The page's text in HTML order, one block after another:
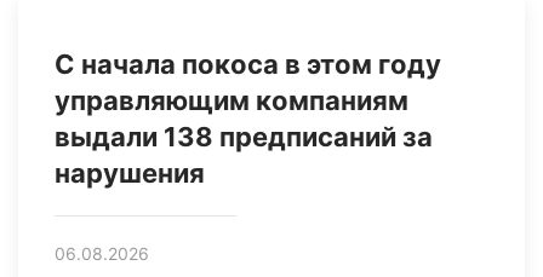
С начала покоса в этом году
управляющим компаниям
выдали 138 предписаний за
нарушения
06.08.2026